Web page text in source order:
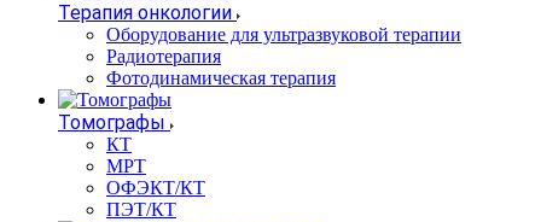
Терапия онкологии
Оборудование для ультразвуковой терапии
Радиотерапия
Фотодинамическая терапия
Томографы
КТ
МРТ
ОФЭКТ/КТ
ПЭТ/КТ